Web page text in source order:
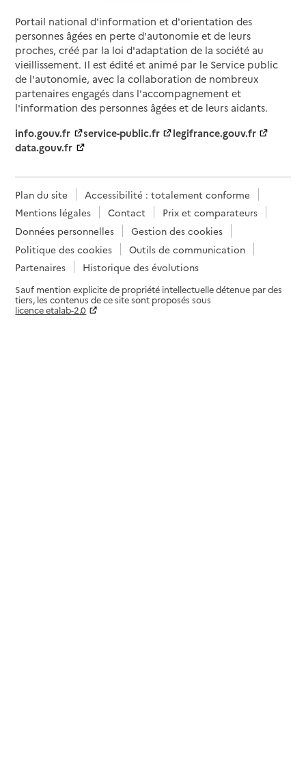
Portail national d'information et d'orientation des
personnes âgées en perte d'autonomie et de leurs
proches, créé par la loi d'adaptation de la société au
vieillissement. Il est édité et animé par le Service public
de l'autonomie, avec la collaboration de nombreux
partenaires engagés dans l'accompagnement et
l'information des personnes âgées et de leurs aidants.
info.gouv.fr
service-public.fr
legifrance.gouv.fr
data.gouv.fr
Plan du site
Accessibilité : totalement conforme
Mentions légales
Contact
Prix et comparateurs
Données personnelles
Gestion des cookies
Politique des cookies
Outils de communication
Partenaires
Historique des évolutions
Sauf mention explicite de propriété intellectuelle détenue par des
tiers, les contenus de ce site sont proposés sous
licence etalab-2.0